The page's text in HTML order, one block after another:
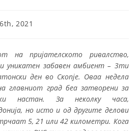
2021
на пријателското ривалство,
уникатен забавен амбиент – 3ти
ден во Скопје. Оваа недела
главниот град беа затворени за
настан. За неколку часа,
но исто и од другите делови
5, 21 или 42 километри. Кога